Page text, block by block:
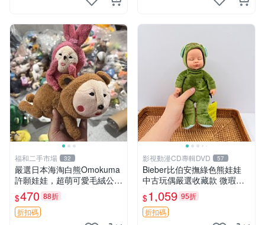
福和二手市場 32
嚴選日本海淘白熊Omokuma
許願娃娃，超萌可愛毛絨公仔
推薦收藏 白熊 Omokuma 毛
絨玩具 偽裝娃娃 玩具擺飾
$470 88折
折扣碼
影視動漫CD專輯DVD 57
Bieber比伯安撫綠色熊娃娃
中古玩偶嚴選收藏款 微瑕輕
度使用 Bieber綠熊娃娃 中古
玩偶 微瑕
$1,059 95折
折扣碼